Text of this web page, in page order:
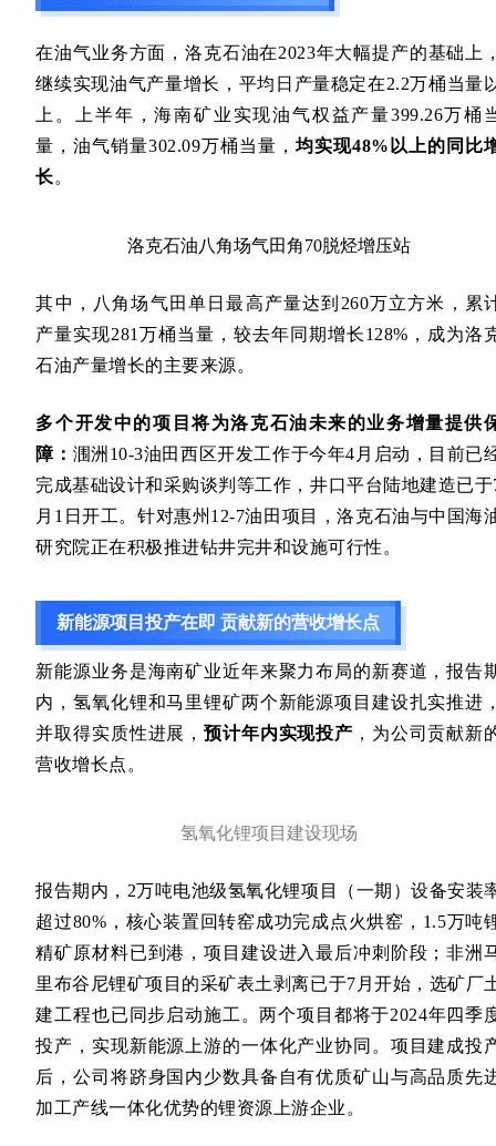
在油气业务方面，洛克石油在2023年大幅提产的基础上
继续实现油气产量增长，平均日产量稳定在2.2万桶当量
上。上半年，海南矿业实现油气权益产量399.26万桶
量，油气销量302.09万桶当量， 均实现48%以上的同比
长。
洛克石油八角场气田角70脱烃增压站
其中，八角场气田单日最高产量达到260万立方米，累
产量实现281万桶当量，较去年同期增长128%，成为洛
石油产量增长的主要来源。
多个开发中的项目将为洛克石油未来的业务增量提供
障： 涠洲10-3油田西区开发工作于今年4月启动，目前已
完成基础设计和采购谈判等工作，井口平台陆地建造已于
月1日开工。针对惠州12-7油田项目，洛克石油与中国海
研究院正在积极推进钻井完井和设施可行性。
新能源项目投产在即 贡献新的营收增长点
新能源业务是海南矿业近年来聚力布局的新赛道，报告
内，氢氧化锂和马里锂矿两个新能源项目建设扎实推进
并取得实质性进展，预计年内实现投产 ，为公司贡献新
营收增长点。
氢氧化锂项目建设现场
报告期内，2万吨电池级氢氧化锂项目（一期）设备安装
超过80%，核心装置回转窑成功完成点火烘窑，1.5万吨
精矿原材料已到港，项目建设进入最后冲刺阶段；非洲
里布谷尼锂矿项目的采矿表土剥离已于7月开始，选矿厂
建工程也已同步启动施工。两个项目都将于2024年四季
投产，实现新能源上游的一体化产业协同。项目建成投
后，公司将跻身国内少数具备自有优质矿山与高品质先
加工产线一体化优势的锂资源上游企业。